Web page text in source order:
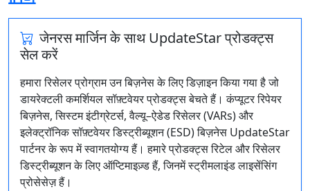
जेनरस मार्जिन के साथ UpdateStar प्रोडक्ट्स
सेल करें
हमारा रिसेलर प्रोग्राम उन बिज़नेस के लिए डिज़ाइन किया गया है जो
डायरेक्टली कमर्शियल सॉफ़्टवेयर प्रोडक्ट्स बेचते हैं। कंप्यूटर रिपेयर
बिज़नेस, सिस्टम इंटीग्रेटर्स, वैल्यू–ऐडेड रिसेलर (VARs) और
इलेक्ट्रॉनिक सॉफ़्टवेयर डिस्ट्रीब्यूशन (ESD) बिज़नेस UpdateStar
पार्टनर के रूप में स्वागतयोग्य हैं। हमारे प्रोडक्ट्स रिटेल और रिसेलर
डिस्ट्रीब्यूशन के लिए ऑप्टिमाइज़्ड हैं, जिनमें स्ट्रीमलाइंड लाइसेंसिंग
प्रोसेसेज़ हैं।